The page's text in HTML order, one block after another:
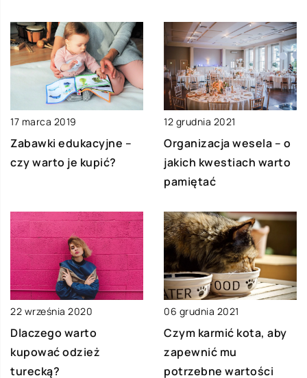
17 marca 2019
Zabawki edukacyjne –
czy warto je kupić?
12 grudnia 2021
Organizacja wesela – o
jakich kwestiach warto
pamiętać
22 września 2020
Dlaczego warto
kupować odzież
turecką?
06 grudnia 2021
Czym karmić kota, aby
zapewnić mu
potrzebne wartości